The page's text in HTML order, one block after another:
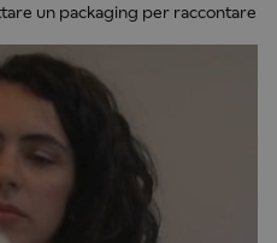
un packaging per raccontare